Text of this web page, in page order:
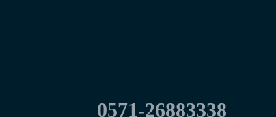
0571-26883338